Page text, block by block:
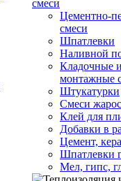
смеси
Цементно-
смеси
Шпатлевки
Наливной
Кладочные
монтажные
Штукатурки
Смеси
Клей для
Добавки в
Цемент,
Шпатлевки
Мел, гипс,